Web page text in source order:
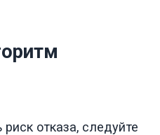
отказа, следуйте